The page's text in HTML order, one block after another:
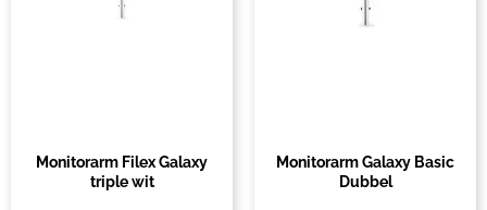
Monitorarm Filex Galaxy
triple wit
Monitorarm Galaxy Basic
Dubbel